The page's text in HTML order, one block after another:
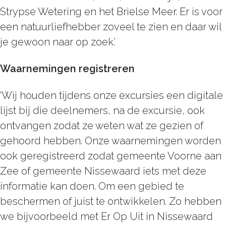
Strypse Wetering en het Brielse Meer. Er is voor
een natuurliefhebber zoveel te zien en daar wil
je gewoon naar op zoek.’
Waarnemingen registreren
‘Wij houden tijdens onze excursies een digitale
lijst bij die deelnemers, na de excursie, ook
ontvangen zodat ze weten wat ze gezien of
gehoord hebben. Onze waarnemingen worden
ook geregistreerd zodat gemeente Voorne aan
Zee of gemeente Nissewaard iets met deze
informatie kan doen. Om een gebied te
beschermen of juist te ontwikkelen. Zo hebben
we bijvoorbeeld met Er Op Uit in Nissewaard